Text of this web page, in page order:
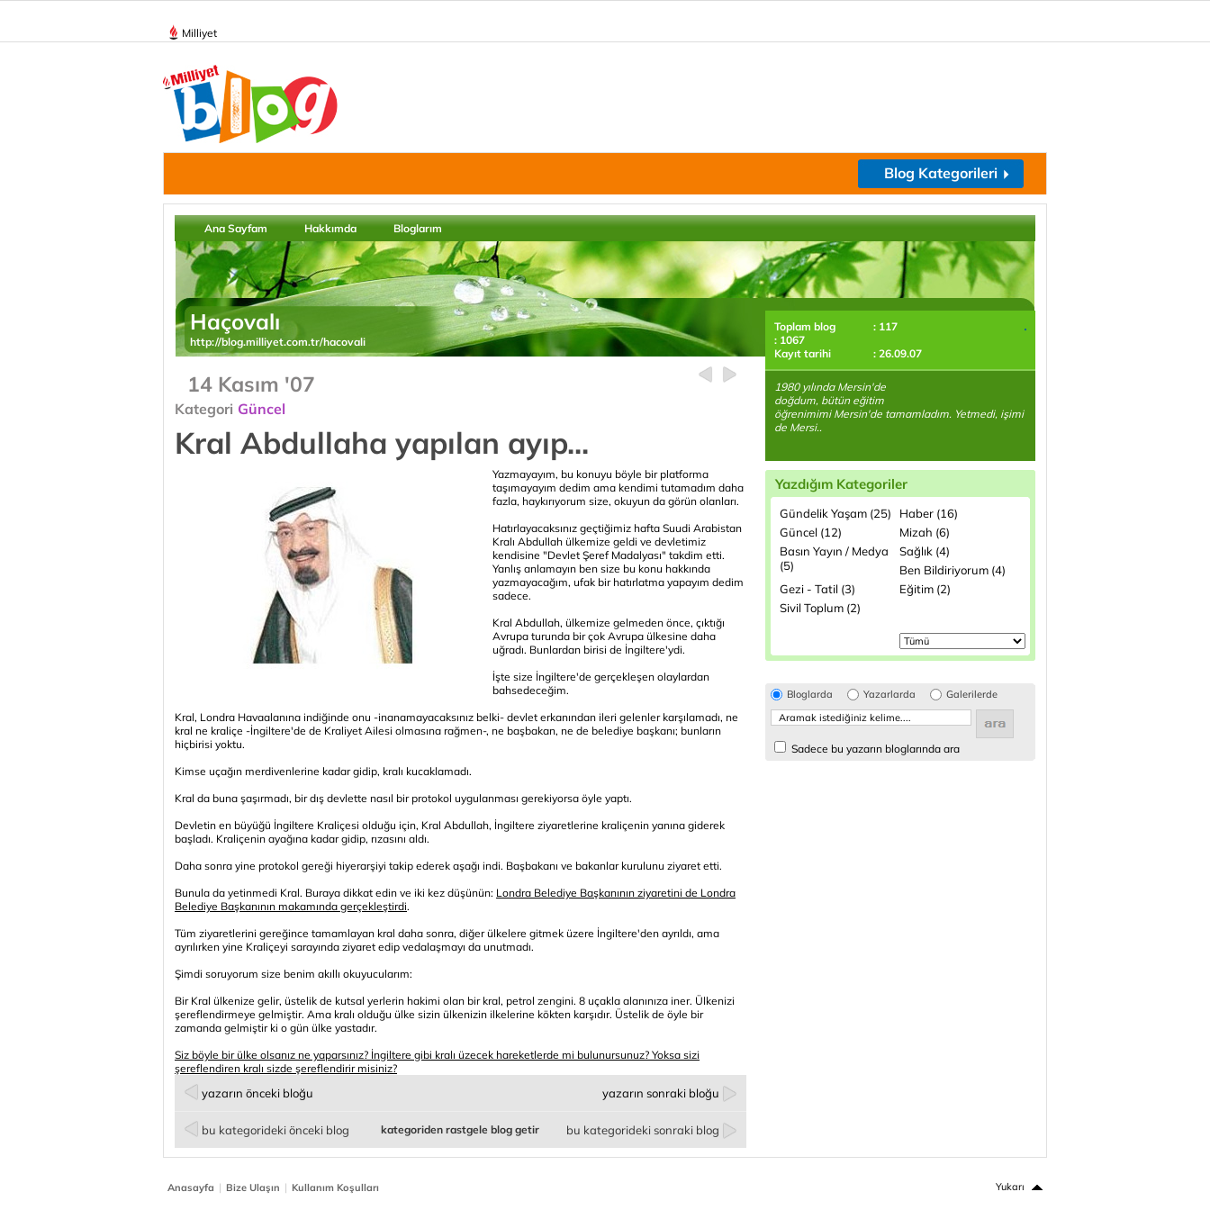
Milliyet
Blog Kategorileri
Ana Sayfam Hakkımda Bloglarım
Haçovalı
http://blog.milliyet.com.tr/hacovali
14 Kasım '07
Kategori Güncel
Kral Abdullaha yapılan ayıp...
Yazmayayım, bu konuyu böyle bir platforma
taşımayayım dedim ama kendimi tutamadım daha
fazla, haykırıyorum size, okuyun da görün olanları.
Hatırlayacaksınız geçtiğimiz hafta Suudi Arabistan
Kralı Abdullah ülkemize geldi ve devletimiz
kendisine "Devlet Şeref Madalyası" takdim etti.
Yanlış anlamayın ben size bu konu hakkında
yazmayacağım, ufak bir hatırlatma yapayım dedim
sadece.
Kral Abdullah, ülkemize gelmeden önce, çıktığı
Avrupa turunda bir çok Avrupa ülkesine daha
uğradı. Bunlardan birisi de İngiltere'ydi.
İşte size İngiltere'de gerçekleşen olaylardan
bahsedeceğim.
Kral, Londra Havaalanına indiğinde onu -inanamayacaksınız belki- devlet erkanından ileri gelenler karşılamadı, ne
kral ne kraliçe -İngiltere'de de Kraliyet Ailesi olmasına rağmen-, ne başbakan, ne de belediye başkanı; bunların
hiçbirisi yoktu.
Kimse uçağın merdivenlerine kadar gidip, kralı kucaklamadı.
Kral da buna şaşırmadı, bir dış devlette nasıl bir protokol uygulanması gerekiyorsa öyle yaptı.
Devletin en büyüğü İngiltere Kraliçesi olduğu için, Kral Abdullah, İngiltere ziyaretlerine kraliçenin yanına giderek
başladı. Kraliçenin ayağına kadar gidip, rızasını aldı.
Daha sonra yine protokol gereği hiyerarşiyi takip ederek aşağı indi. Başbakanı ve bakanlar kurulunu ziyaret etti.
Bunula da yetinmedi Kral. Buraya dikkat edin ve iki kez düşünün: Londra Belediye Başkanının ziyaretini de Londra
Belediye Başkanının makamında gerçekleştirdi.
Tüm ziyaretlerini gereğince tamamlayan kral daha sonra, diğer ülkelere gitmek üzere İngiltere'den ayrıldı, ama
ayrılırken yine Kraliçeyi sarayında ziyaret edip vedalaşmayı da unutmadı.
Şimdi soruyorum size benim akıllı okuyucularım:
Bir Kral ülkenize gelir, üstelik de kutsal yerlerin hakimi olan bir kral, petrol zengini. 8 uçakla alanınıza iner. Ülkenizi
şereflendirmeye gelmiştir. Ama kralı olduğu ülke sizin ülkenizin ilkelerine kökten karşıdır. Üstelik de öyle bir
zamanda gelmiştir ki o gün ülke yastadır.
Siz böyle bir ülke olsanız ne yaparsınız? İngiltere gibi kralı üzecek hareketlerde mi bulunursunuz? Yoksa sizi
şereflendiren kralı sizde şereflendirir misiniz?
yazarın önceki bloğu yazarın sonraki bloğu
bu kategorideki önceki blog bu kategorideki sonraki blog
kategoriden rastgele blog getir
Toplam blog
: 117
: 1067
Kayıt tarihi
: 26.09.07
1980 yılında Mersin'de
doğdum, bütün eğitim
öğrenimimi Mersin'de tamamladım. Yetmedi, işimi
de Mersi..
Yazdığım Kategoriler
Gündelik Yaşam (25)
Haber (16)
Güncel (12)
Mizah (6)
Basın Yayın / Medya
(5)
Sağlık (4)
Ben Bildiriyorum (4)
Gezi - Tatil (3)
Eğitim (2)
Sivil Toplum (2)
Bloglarda Yazarlarda Galerilerde
Sadece bu yazarın bloglarında ara
Anasayfa | Bize Ulaşın | Kullanım Koşulları Yukarı